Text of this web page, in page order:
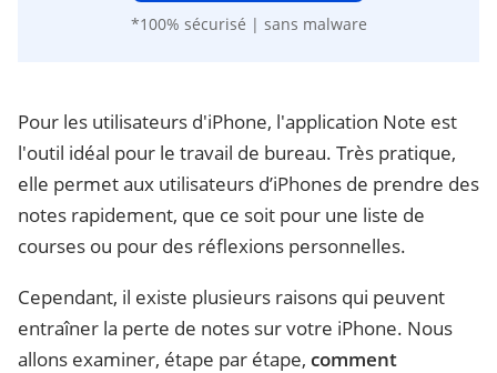
*100% sécurisé | sans malware
Pour les utilisateurs d'iPhone, l'application Note est
l'outil idéal pour le travail de bureau. Très pratique,
elle permet aux utilisateurs d’iPhones de prendre des
notes rapidement, que ce soit pour une liste de
courses ou pour des réflexions personnelles.
Cependant, il existe plusieurs raisons qui peuvent
entraîner la perte de notes sur votre iPhone. Nous
allons examiner, étape par étape, comment